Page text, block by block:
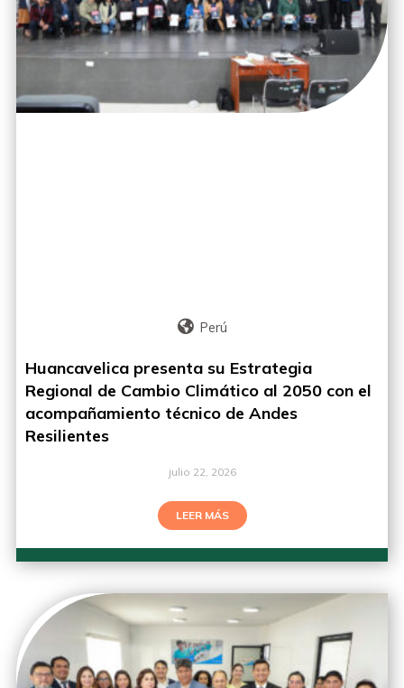
Perú
Huancavelica presenta su Estrategia
Regional de Cambio Climático al 2050 con el
acompañamiento técnico de Andes
Resilientes
julio 22, 2026
LEER MÁS